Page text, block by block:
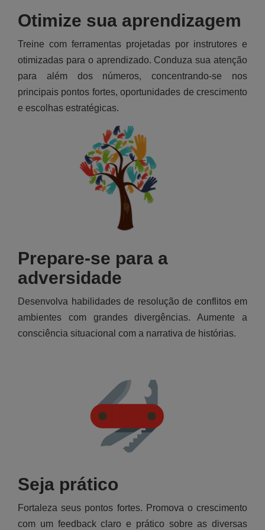
Otimize sua aprendizagem
Treine com ferramentas projetadas por instrutores e
otimizadas para o aprendizado. Conduza sua atenção
para além dos números, concentrando-se nos
principais pontos fortes, oportunidades de crescimento
e escolhas estratégicas.
Prepare-se para a
adversidade
Desenvolva habilidades de resolução de conflitos em
ambientes com grandes divergências. Aumente a
consciência situacional com a narrativa de histórias.
Seja prático
Fortaleza seus pontos fortes. Promova o crescimento
com um feedback claro e prático sobre as diversas